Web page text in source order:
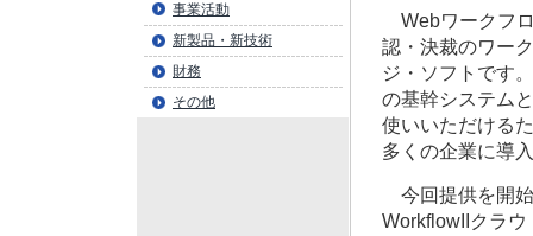
事業活動
新製品・新技術
財務
その他
Webワークフ
認・決裁のワー
ジ・ソフトです
の基幹システム
使いいただける
多くの企業に導
今回提供を開
WorkflowIIクラ